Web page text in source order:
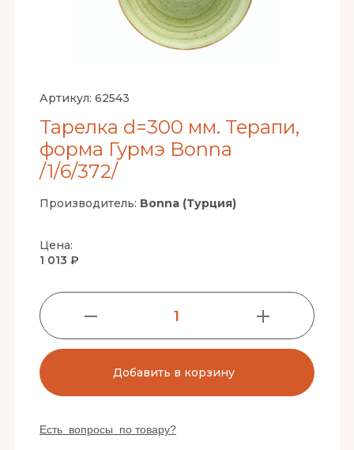
Артикул: 62543
Тарелка d=300 мм. Терапи,
форма Гурмэ Bonna
/1/6/372/
Производитель: Bonna (Турция)
Цена:
1 013 ₽
1
Добавить в корзину
Есть вопросы по товару?